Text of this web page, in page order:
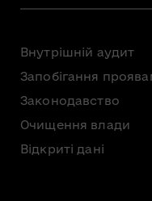
Громадська рада
Консультації з
Доступ до публічної
Безоплатна
Внутрішній аудит
Запобігання
Законодавство
Очищення влади
Відкриті дані